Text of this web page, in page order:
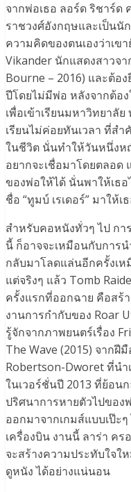
จากพ่อเธอ ลอร์ด ริชาร์ด
ราชวงศ์อังกฤษและเป็นนั
ความคิดของตนเองว่าเข
Vikander นักแสดงสาวจา
Bourne – 2016) และต้อ
ปีโดยไม่มีพ่อ หลังจากต้อ
เพื่อเข้าเรียนมหาวิทยาลัย
เรียนไม่ค่อยทันเวลา ที่ส
ในชีวิต นั่นทำให้วันหนึ่งห
อยากจะเชื่อมาโดยตลอด
ของพ่อให้ได้ นั่นพาให้เธ
ชื่อ “ทูมบ์ เรเดอร์” มาให้เ
สำหรับคอหนังทั่วๆ ไป กา
นี้ ก็อาจจะเหมือนกับการ
กลับมาโลดแล่นอีกครั้งเ
แต่จริงๆ แล้ว Tomb
ครั้งแรกที่ออกฉาย คือสร้
งานการกำกับของ Roar
รู้จักจากภาพยนตร์เรื่อง
The Wave (2015) จากฝี
Robertson-Dworet ที่นำ
ในเวอร์ชั่นปี 2013 ที่ย้อน
ปริศนาการหายตัวไปขอ
ออกมาจากเกมส์แบบเป๊ะ
เครื่องบิน งานนี้ ลาร่า ค
จะสร้างความประทับใจ
ดูหนัง ได้อย่างแน่นอน